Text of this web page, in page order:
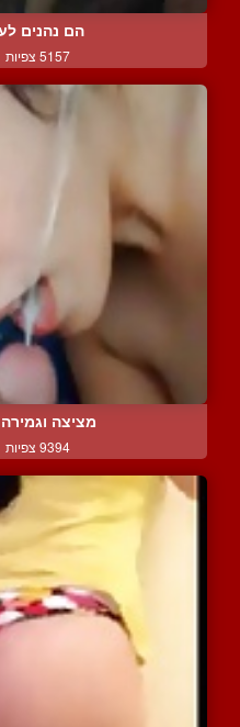
הם נהנים
5157 צפיות
מציצה
9394 צפיות